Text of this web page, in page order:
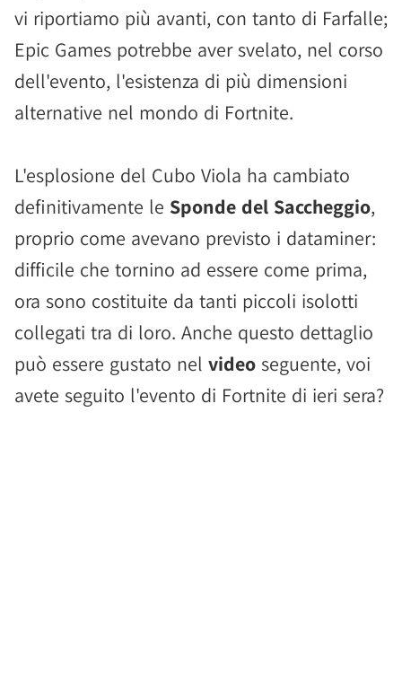
vi riportiamo più avanti, con tanto di Farfalle;
Epic Games potrebbe aver svelato, nel corso
dell'evento, l'esistenza di più dimensioni
alternative nel mondo di Fortnite.
L'esplosione del Cubo Viola ha cambiato
definitivamente le Sponde del Saccheggio,
proprio come avevano previsto i dataminer:
difficile che tornino ad essere come prima,
ora sono costituite da tanti piccoli isolotti
collegati tra di loro. Anche questo dettaglio
può essere gustato nel video seguente, voi
avete seguito l'evento di Fortnite di ieri sera?